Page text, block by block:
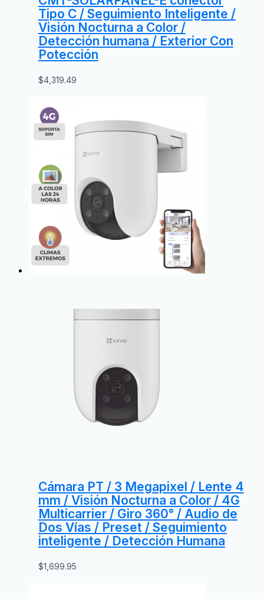
Tipo C / Seguimiento Inteligente /
Visión Nocturna a Color /
Detección humana / Exterior Con
Potección
$4,319.49
Cámara PT / 3 Megapixel / Lente 4
mm / Visión Nocturna a Color / 4G
Multicarrier / Giro 360° / Audio de
Dos Vías / Preset / Seguimiento
inteligente / Detección Humana
$1,699.95